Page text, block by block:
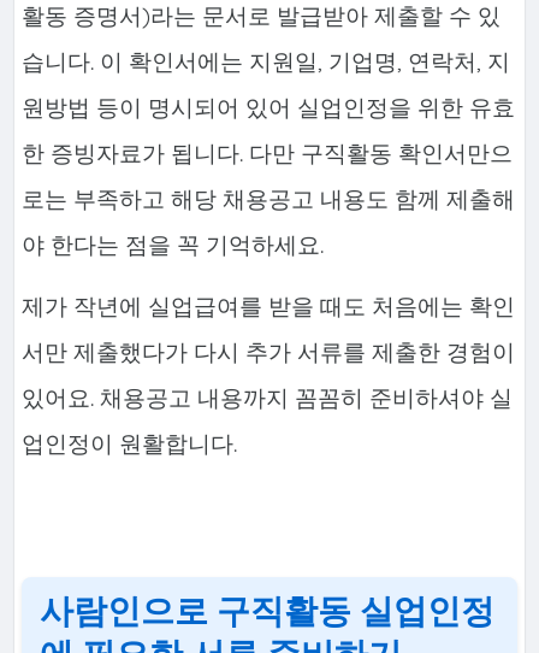
활동 증명서)라는 문서로 발급받아 제출할 수 있
습니다. 이 확인서에는 지원일, 기업명, 연락처, 지
원방법 등이 명시되어 있어 실업인정을 위한 유효
한 증빙자료가 됩니다. 다만 구직활동 확인서만으
로는 부족하고 해당 채용공고 내용도 함께 제출해
야 한다는 점을 꼭 기억하세요.
제가 작년에 실업급여를 받을 때도 처음에는 확인
서만 제출했다가 다시 추가 서류를 제출한 경험이
있어요. 채용공고 내용까지 꼼꼼히 준비하셔야 실
업인정이 원활합니다.
사람인으로 구직활동 실업인정